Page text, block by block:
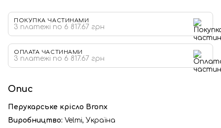
ПОКУПКА ЧАСТИНАМИ
3 платежі по 6 817.67 грн
ОПЛАТА ЧАСТИНАМИ
3 платежі по 6 817.67 грн
Опис
Перукарське крісло Bronx
Виробництво: Velmi, Україна